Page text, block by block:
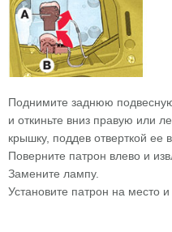
Поднимите заднюю
и откиньте вниз правую или
крышку, поддев отверткой ее
Поверните патрон влево и
Замените лампу.
Установите патрон на место